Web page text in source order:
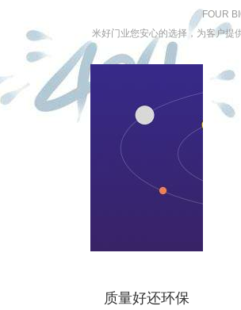
FOUR
米好门业您安心的选择，为客户提
质量好还环保